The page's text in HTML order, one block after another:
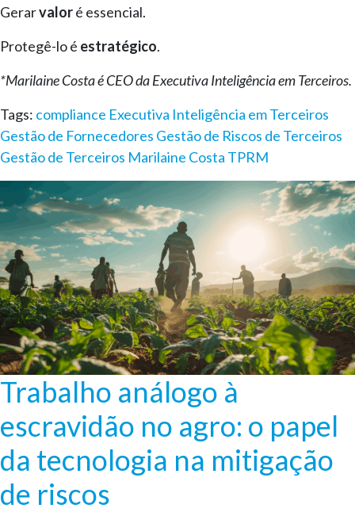
Gerarvaloré essencial.
Protegê-lo é estratégico.
*Marilaine Costa é CEO da Executiva Inteligência em Terceiros.
Tags: compliance Executiva Inteligência em Terceiros
Gestão de Fornecedores Gestão de Riscos de Terceiros
Gestão de Terceiros Marilaine Costa TPRM
Trabalho análogo à
escravidão no agro: o papel
da tecnologia na mitigação
de riscos